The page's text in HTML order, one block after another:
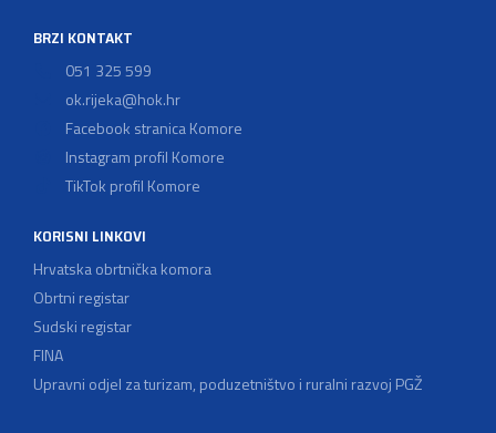
BRZI KONTAKT
051 325 599
ok.rijeka@hok.hr
Facebook stranica Komore
Instagram profil Komore
TikTok profil Komore
KORISNI LINKOVI
Hrvatska obrtnička komora
Obrtni registar
Sudski registar
FINA
Upravni odjel za turizam, poduzetništvo i ruralni razvoj PGŽ